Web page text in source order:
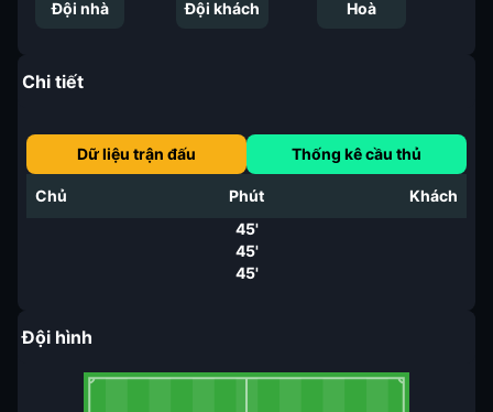
Đội nhà Đội khách Hoà
Chi tiết
Dữ liệu trận đấu Thống kê cầu thủ
Chủ Phút
Khách
45'
45'
45'
Đội hình